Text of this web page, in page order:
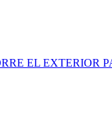
EL EXTERIOR